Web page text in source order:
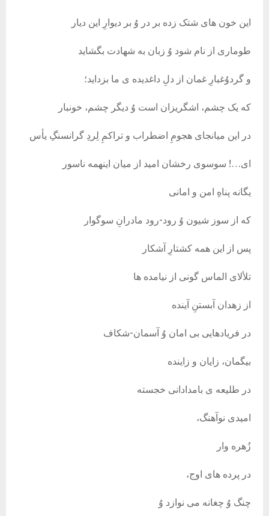
این خون های شتک زده بر در وُ بر دیوارِ این دیار
طوماری از نام شود وُ زبان به شهادت بگشاید
و گردوُغبارِ غمان از دلِ داغدیده ی ما بزداید؛
که یک چشم، اشگریزان است وُ دیگر چشم، خونبار
در این میانجای هجومِ اضطراب و تراکمِ لِردِ گرانسنگِ یأس
ای…! سوسوی رخشان امید از میان اینهمه ناسور
یگانه پناهِ امن و امانی
که از سوز شیون وُ رود-رود مادرانِ سوگوار
پس از این همه کشتارِ آشکار
تلألای الماس گونی از نیامده ها
از زهدان آبستنِ آینده
در فریادهایی بی امان وُ آسمان-شکاف
بیگمان، زایان و زاینده
در طلیعه ی بامدادانی خجسته
امیدی نوآهنگ،
زُهره وار
در پرده های اوج،
چنگ وُ چغانه می نوازد وُ